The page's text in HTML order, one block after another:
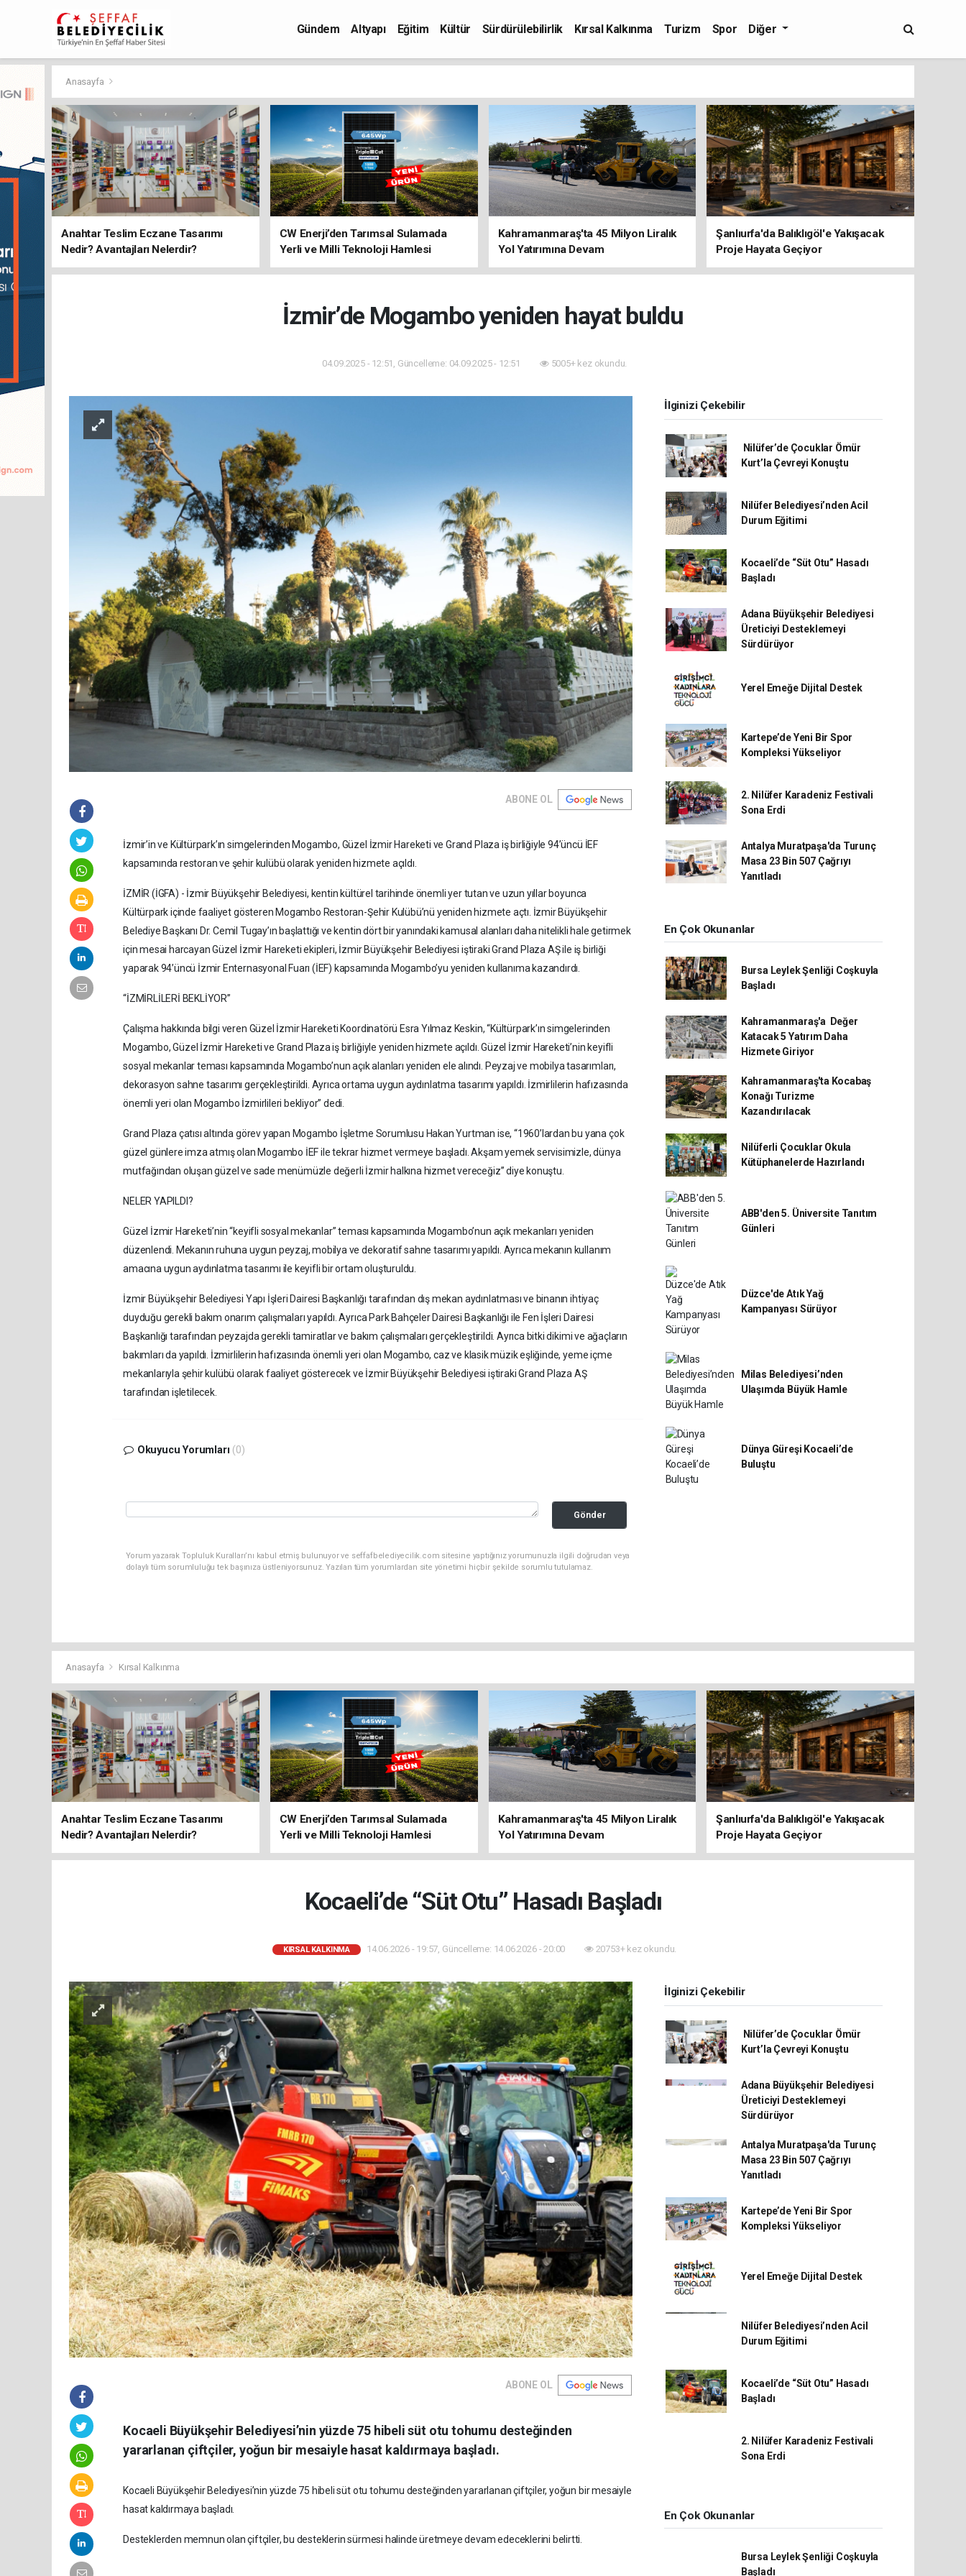
Gündem Altyapı Eğitim Kültür Sürdürülebilirlik Kırsal Kalkınma Turizm Spor Diğer
Anasayfa
Anahtar Teslim Eczane Tasarımı
Nedir? Avantajları Nelerdir?
CW Enerji’den Tarımsal Sulamada
Yerli ve Milli Teknoloji Hamlesi
Kahramanmaraş'ta 45 Milyon Liralık
Yol Yatırımına Devam
Şanlıurfa'da Balıklıgöl'e Yakışacak
Proje Hayata Geçiyor
İzmir’de Mogambo yeniden hayat buldu
04.09.2025 - 12:51, Güncelleme: 04.09.2025 - 12:51 5005+ kez okundu.
ABONE OL
İzmir’in ve Kültürpark’ın simgelerinden Mogambo, Güzel İzmir Hareketi ve Grand Plaza iş birliğiyle 94’üncü İEF
kapsamında restoran ve şehir kulübü olarak yeniden hizmete açıldı.
İZMİR (İGFA) - İzmir Büyükşehir Belediyesi, kentin kültürel tarihinde önemli yer tutan ve uzun yıllar boyunca
Kültürpark içinde faaliyet gösteren Mogambo Restoran-Şehir Kulübü’nü yeniden hizmete açtı. İzmir Büyükşehir
Belediye Başkanı Dr. Cemil Tugay’ın başlattığı ve kentin dört bir yanındaki kamusal alanları daha nitelikli hale getirmek
için mesai harcayan Güzel İzmir Hareketi ekipleri, İzmir Büyükşehir Belediyesi iştiraki Grand Plaza AŞ ile iş birliği
yaparak 94’üncü İzmir Enternasyonal Fuarı (İEF) kapsamında Mogambo’yu yeniden kullanıma kazandırdı.
“İZMİRLİLERİ BEKLİYOR”
Çalışma hakkında bilgi veren Güzel İzmir Hareketi Koordinatörü Esra Yılmaz Keskin, “Kültürpark’ın simgelerinden
Mogambo, Güzel İzmir Hareketi ve Grand Plaza iş birliğiyle yeniden hizmete açıldı. Güzel İzmir Hareketi’nin keyifli
sosyal mekanlar teması kapsamında Mogambo’nun açık alanları yeniden ele alındı. Peyzaj ve mobilya tasarımları,
dekorasyon sahne tasarımı gerçekleştirildi. Ayrıca ortama uygun aydınlatma tasarımı yapıldı. İzmirlilerin hafızasında
önemli yeri olan Mogambo İzmirlileri bekliyor” dedi.
Grand Plaza çatısı altında görev yapan Mogambo İşletme Sorumlusu Hakan Yurtman ise, “1960’lardan bu yana çok
güzel günlere imza atmış olan Mogambo İEF ile tekrar hizmet vermeye başladı. Akşam yemek servisimizle, dünya
mutfağından oluşan güzel ve sade menümüzle değerli İzmir halkına hizmet vereceğiz” diye konuştu.
NELER YAPILDI?
Güzel İzmir Hareketi’nin “keyifli sosyal mekanlar” teması kapsamında Mogambo’nun açık mekanları yeniden
düzenlendi. Mekanın ruhuna uygun peyzaj, mobilya ve dekoratif sahne tasarımı yapıldı. Ayrıca mekanın kullanım
amacına uygun aydınlatma tasarımı ile keyifli bir ortam oluşturuldu.
İzmir Büyükşehir Belediyesi Yapı İşleri Dairesi Başkanlığı tarafından dış mekan aydınlatması ve binanın ihtiyaç
duyduğu gerekli bakım onarım çalışmaları yapıldı. Ayrıca Park Bahçeler Dairesi Başkanlığı ile Fen İşleri Dairesi
Başkanlığı tarafından peyzajda gerekli tamiratlar ve bakım çalışmaları gerçekleştirildi. Ayrıca bitki dikimi ve ağaçların
bakımları da yapıldı. İzmirlilerin hafızasında önemli yeri olan Mogambo, caz ve klasik müzik eşliğinde, yeme içme
mekanlarıyla şehir kulübü olarak faaliyet gösterecek ve İzmir Büyükşehir Belediyesi iştiraki Grand Plaza AŞ
tarafından işletilecek.
Okuyucu Yorumları (0)
Gönder
Yorum yazarak Topluluk Kuralları’nı kabul etmiş bulunuyor ve seffafbelediyecilik.com sitesine yaptığınız yorumunuzla ilgili doğrudan veya
dolaylı tüm sorumluluğu tek başınıza üstleniyorsunuz. Yazılan tüm yorumlardan site yönetimi hiçbir şekilde sorumlu tutulamaz.
İlginizi Çekebilir
Nilüfer’de Çocuklar Ömür
Kurt’la Çevreyi Konuştu
Nilüfer Belediyesi’nden Acil
Durum Eğitimi
Kocaeli’de “Süt Otu” Hasadı
Başladı
Adana Büyükşehir Belediyesi
Üreticiyi Desteklemeyi
Sürdürüyor
Yerel Emeğe Dijital Destek
Kartepe’de Yeni Bir Spor
Kompleksi Yükseliyor
2. Nilüfer Karadeniz Festivali
Sona Erdi
Antalya Muratpaşa'da Turunç
Masa 23 Bin 507 Çağrıyı
Yanıtladı
En Çok Okunanlar
Bursa Leylek Şenliği Coşkuyla
Başladı
Kahramanmaraş'a Değer
Katacak 5 Yatırım Daha
Hizmete Giriyor
Kahramanmaraş'ta Kocabaş
Konağı Turizme
Kazandırılacak
Nilüferli Çocuklar Okula
Kütüphanelerde Hazırlandı
ABB'den 5. Üniversite Tanıtım
Günleri
Düzce'de Atık Yağ
Kampanyası Sürüyor
Milas Belediyesi’nden
Ulaşımda Büyük Hamle
Dünya Güreşi Kocaeli’de
Buluştu
Anasayfa Kırsal Kalkınma
Anahtar Teslim Eczane Tasarımı
Nedir? Avantajları Nelerdir?
CW Enerji’den Tarımsal Sulamada
Yerli ve Milli Teknoloji Hamlesi
Kahramanmaraş'ta 45 Milyon Liralık
Yol Yatırımına Devam
Şanlıurfa'da Balıklıgöl'e Yakışacak
Proje Hayata Geçiyor
Kocaeli’de “Süt Otu” Hasadı Başladı
KIRSAL KALKINMA 14.06.2026 - 19:57, Güncelleme: 14.06.2026 - 20:00 20753+ kez okundu.
ABONE OL
Kocaeli Büyükşehir Belediyesi’nin yüzde 75 hibeli süt otu tohumu desteğinden
yararlanan çiftçiler, yoğun bir mesaiyle hasat kaldırmaya başladı.
Kocaeli Büyükşehir Belediyesi’nin yüzde 75 hibeli süt otu tohumu desteğinden yararlanan çiftçiler, yoğun bir mesaiyle
hasat kaldırmaya başladı.
Desteklerden memnun olan çiftçiler, bu desteklerin sürmesi halinde üretmeye devam edeceklerini belirtti.
İlginizi Çekebilir
Nilüfer’de Çocuklar Ömür
Kurt’la Çevreyi Konuştu
Adana Büyükşehir Belediyesi
Üreticiyi Desteklemeyi
Sürdürüyor
Antalya Muratpaşa'da Turunç
Masa 23 Bin 507 Çağrıyı
Yanıtladı
Kartepe’de Yeni Bir Spor
Kompleksi Yükseliyor
Yerel Emeğe Dijital Destek
Nilüfer Belediyesi’nden Acil
Durum Eğitimi
Kocaeli’de “Süt Otu” Hasadı
Başladı
2. Nilüfer Karadeniz Festivali
Sona Erdi
En Çok Okunanlar
Bursa Leylek Şenliği Coşkuyla
Başladı